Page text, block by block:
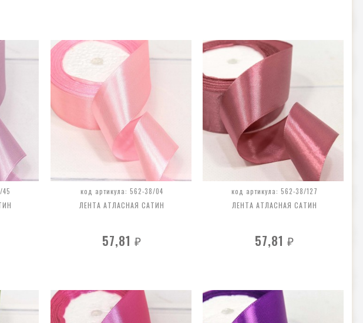
код артикула: 562-38/04
ЛЕНТА АТЛАСНАЯ САТИН
57,81 ₽
код артикула: 562-38/127
ЛЕНТА АТЛАСНАЯ САТИН
57,81 ₽